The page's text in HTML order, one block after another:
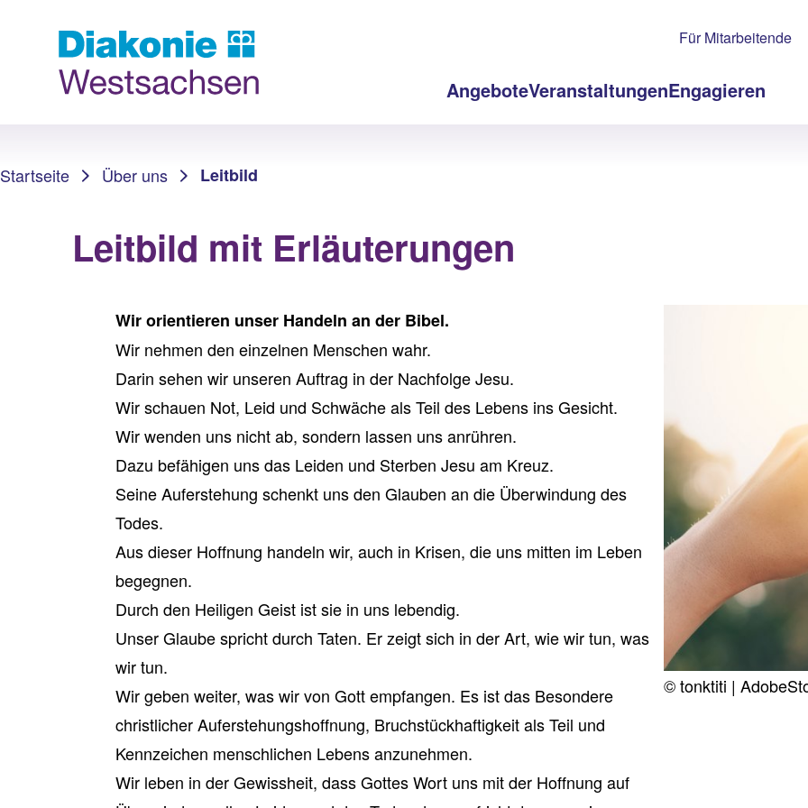
AngeboteVeranstaltungenEngagieren
Für Mitarbeitende
Startseite Über uns Leitbild
Leitbild mit Erläuterungen
© tonktiti |
Wir orientieren unser Handeln an der Bibel.
Wir nehmen den einzelnen Menschen wahr.
Darin sehen wir unseren Auftrag in der Nachfolge Jesu.
Wir schauen Not, Leid und Schwäche als Teil des Lebens ins Gesicht.
Wir wenden uns nicht ab, sondern lassen uns anrühren.
Dazu befähigen uns das Leiden und Sterben Jesu am Kreuz.
Seine Auferstehung schenkt uns den Glauben an die Überwindung des
Todes.
Aus dieser Hoffnung handeln wir, auch in Krisen, die uns mitten im Leben
begegnen.
Durch den Heiligen Geist ist sie in uns lebendig.
Unser Glaube spricht durch Taten. Er zeigt sich in der Art, wie wir tun, was
wir tun.
Wir geben weiter, was wir von Gott empfangen. Es ist das Besondere
christlicher Auferstehungshoffnung, Bruchstückhaftigkeit als Teil und
Kennzeichen menschlichen Lebens anzunehmen.
Wir leben in der Gewissheit, dass Gottes Wort uns mit der Hoffnung auf